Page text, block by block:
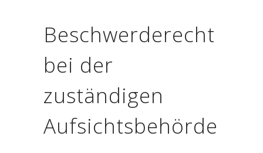
Beschwerde­recht
bei der
zuständigen
Aufsichts­behörde